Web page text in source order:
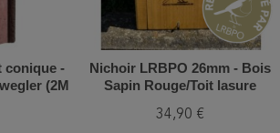
conique -
(2M
Nichoir LRBPO 26mm - Bois
Sapin Rouge/Toit lasure
34,90 €